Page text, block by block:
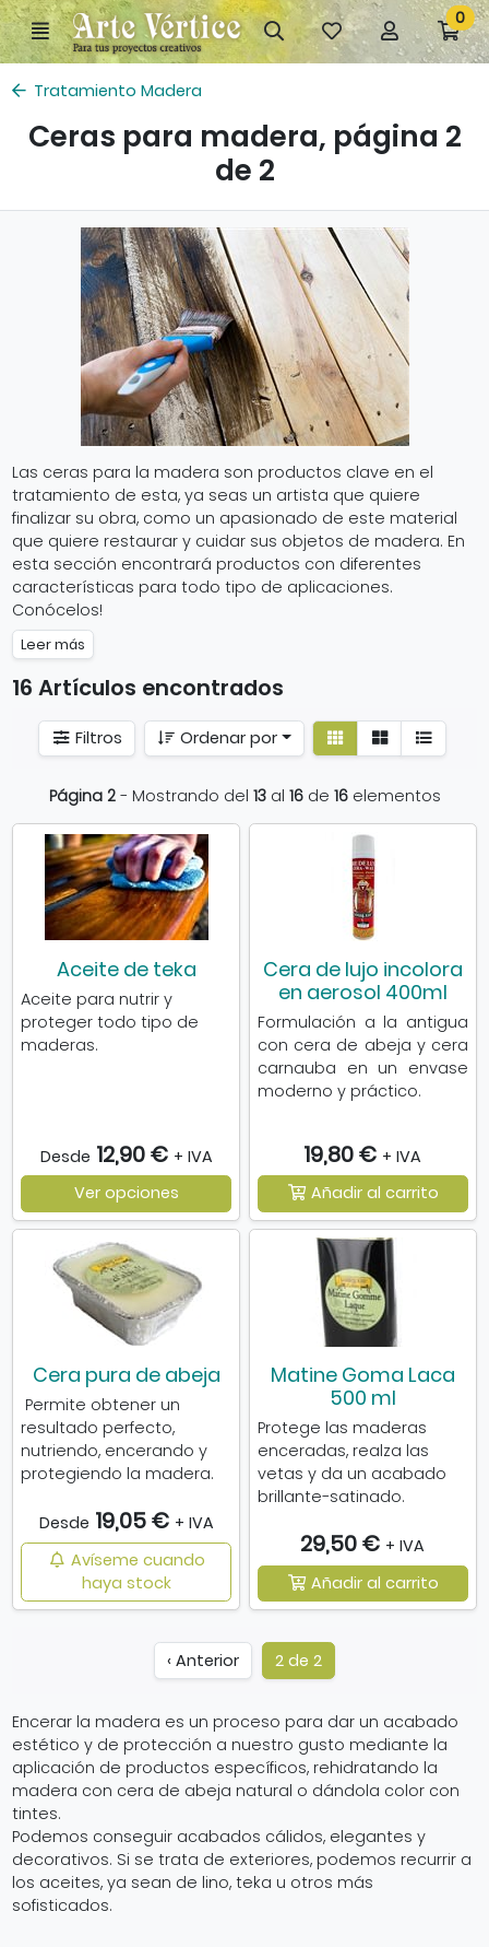
Ir al contenido principal de la página
Menú Búsqueda
Mis
artículos
Mi
cuenta
Ir
a
0
Tratamiento Madera
Ceras para madera, página 2
de 2
Las ceras para la madera son productos clave en el
tratamiento de esta, ya seas un artista que quiere
finalizar su obra, como un apasionado de este material
que quiere restaurar y cuidar sus objetos de madera. En
esta sección encontrará productos con diferentes
características para todo tipo de aplicaciones.
Conócelos!
Leer más
16 Artículos encontrados
Filtros Ordenar por
Ver
detallelistado
Página 2- Mostrando del 13al 16de 16elementos
Aceite de teka
Aceite para nutrir y
proteger todo tipo de
maderas.
Desde 12,90 € + IVA
Ver opciones
Cera de lujo incolora
en aerosol 400ml
Formulación a la antigua
con cera de abeja y cera
carnauba en un envase
moderno y práctico.
19,80 € + IVA
Añadir al carrito
Cera pura de abeja
Permite obtener un
resultado perfecto,
nutriendo, encerando y
protegiendo la madera.
Desde 19,05 € + IVA
Avíseme cuando
haya stock
Matine Goma Laca
500 ml
Protege las maderas
enceradas, realza las
vetas y da un acabado
brillante-satinado.
29,50 € + IVA
Añadir al carrito
‹ Anterior 2 de 2
Encerar la madera es un proceso para dar un acabado
estético y de protección a nuestro gusto mediante la
aplicación de productos específicos, rehidratando la
madera con cera de abeja natural o dándola color con
tintes.
Podemos conseguir acabados cálidos, elegantes y
decorativos. Si se trata de exteriores, podemos recurrir a
los aceites, ya sean de lino, teka u otros más
sofisticados.